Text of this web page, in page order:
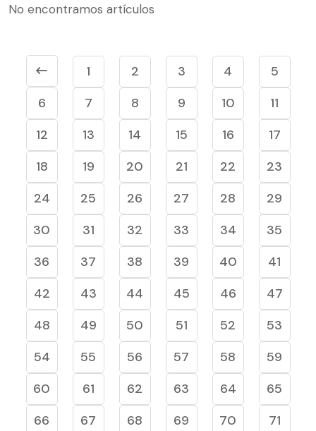
No encontramos artículos
1 2 3 4
5
6
7 8 9 10
11
12
13 14 15 16
17
18
19 20 21 22
23
24
25 26 27 28
29
30
31 32 33 34
35
36
37 38 39 40
41
42
43 44 45 46
47
48
49 50 51 52
53
54
55 56 57 58
59
60
61 62 63 64
65
66
67 68 69 70
71